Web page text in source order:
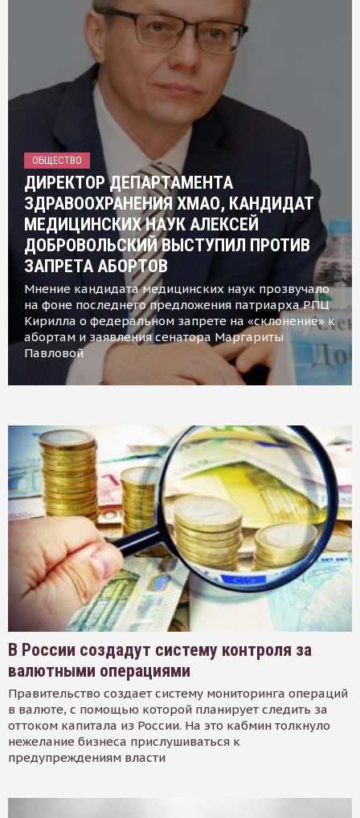
ОБЩЕСТВО
ДИРЕКТОР ДЕПАРТАМЕНТА
ЗДРАВООХРАНЕНИЯ ХМАО, КАНДИДАТ
МЕДИЦИНСКИХ НАУК АЛЕКСЕЙ
ДОБРОВОЛЬСКИЙ ВЫСТУПИЛ ПРОТИВ
ЗАПРЕТА АБОРТОВ
Мнение кандидата медицинских наук прозвучало
на фоне последнего предложения патриарха РПЦ
Кирилла о федеральном запрете на «склонение» к
абортам и заявления сенатора Маргариты
Павловой
В России создадут систему контроля за
валютными операциями
Правительство создает систему мониторинга операций
в валюте, с помощью которой планирует следить за
оттоком капитала из России. На это кабмин толкнуло
нежелание бизнеса прислушиваться к
предупреждениям власти